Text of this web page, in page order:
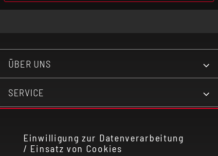
Einwilligung zur Datenverarbeitung
/ Einsatz von Cookies
Zugverhalten: MTL und RDL
Befüllsystem: Top-Fill-System
Material: PCTG
Xlim Top Fill Pod-Kartusche 0,6 Ohm
ÜBER UNS
SERVICE
RECHTLICHES